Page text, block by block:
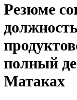
Резюме
полный
Матаках